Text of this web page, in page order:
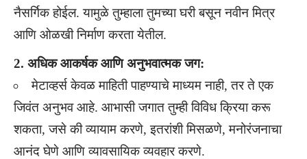
नैसर्गिक होईल. यामुळे तुम्हाला तुमच्या घरी बसून नवीन मित्र
आणि ओळखी निर्माण करता येतील.
2. अधिक आकर्षक आणि अनुभवात्मक जग:
मेटाव्हर्स केवळ माहिती पाहण्याचे माध्यम नाही, तर ते एक
जिवंत अनुभव आहे. आभासी जगात तुम्ही विविध क्रिया करू
शकता, जसे की व्यायाम करणे, इतरांशी मिसळणे, मनोरंजनाचा
आनंद घेणे आणि व्यावसायिक व्यवहार करणे.